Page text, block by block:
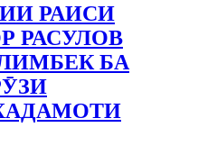
РАИСИ
РАСУЛОВ
БА